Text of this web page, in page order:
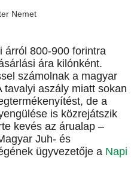
Nemet
árról 800-900 forintra
ára kilónként.
számolnak a magyar
tavalyi aszály miatt sokan
de a
is közrejátszik
kevés az árualap –
Juh- és
ügyvezetője a Napi